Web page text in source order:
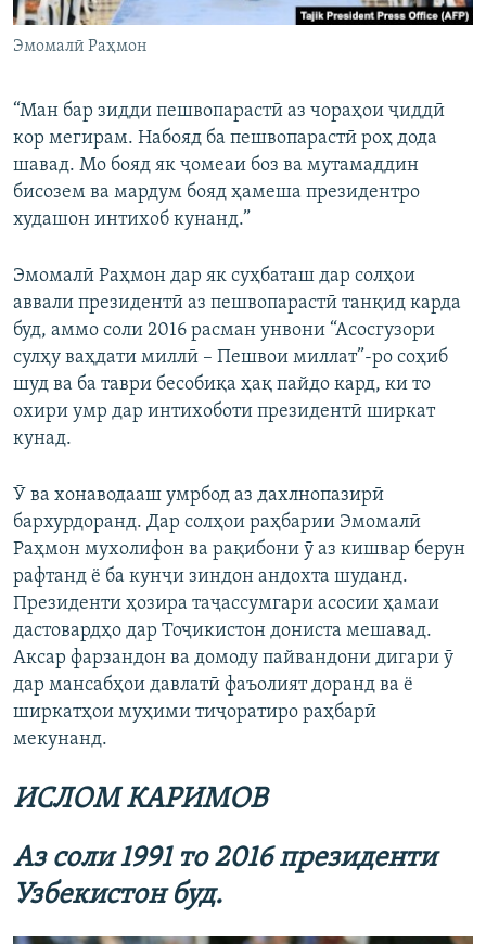
Эмомалӣ Раҳмон
“Ман бар зидди пешвопарастӣ аз чораҳои ҷиддӣ
кор мегирам. Набояд ба пешвопарастӣ роҳ дода
шавад. Мо бояд як ҷомеаи боз ва мутамаддин
бисозем ва мардум бояд ҳамеша президентро
худашон интихоб кунанд.”
Эмомалӣ Раҳмон дар як суҳбаташ дар солҳои
аввали президентӣ аз пешвопарастӣ танқид карда
буд, аммо соли 2016 расман унвони “Асосгузори
сулҳу ваҳдати миллӣ – Пешвои миллат”-ро соҳиб
шуд ва ба таври бесобиқа ҳақ пайдо кард, ки то
охири умр дар интихоботи президентӣ ширкат
кунад.
Ӯ ва хонаводааш умрбод аз дахлнопазирӣ
бархурдоранд. Дар солҳои раҳбарии Эмомалӣ
Раҳмон мухолифон ва рақибони ӯ аз кишвар берун
рафтанд ё ба кунҷи зиндон андохта шуданд.
Президенти ҳозира таҷассумгари асосии ҳамаи
дастовардҳо дар Тоҷикистон дониста мешавад.
Аксар фарзандон ва домоду пайвандони дигари ӯ
дар мансабҳои давлатӣ фаъолият доранд ва ё
ширкатҳои муҳими тиҷоратиро раҳбарӣ
мекунанд.
ИСЛОМ КАРИМОВ
Аз соли 1991 то2016 президенти
Узбекистон буд.